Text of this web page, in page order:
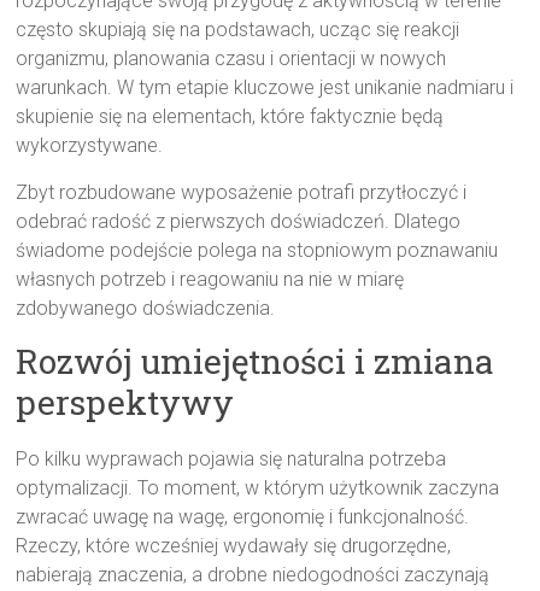
często skupiają się na podstawach, ucząc się reakcji
organizmu, planowania czasu i orientacji w nowych
warunkach. W tym etapie kluczowe jest unikanie nadmiaru i
skupienie się na elementach, które faktycznie będą
wykorzystywane.
Zbyt rozbudowane wyposażenie potrafi przytłoczyć i
odebrać radość z pierwszych doświadczeń. Dlatego
świadome podejście polega na stopniowym poznawaniu
własnych potrzeb i reagowaniu na nie w miarę
zdobywanego doświadczenia.
Rozwój umiejętności i zmiana
perspektywy
Po kilku wyprawach pojawia się naturalna potrzeba
optymalizacji. To moment, w którym użytkownik zaczyna
zwracać uwagę na wagę, ergonomię i funkcjonalność.
Rzeczy, które wcześniej wydawały się drugorzędne,
nabierają znaczenia, a drobne niedogodności zaczynają